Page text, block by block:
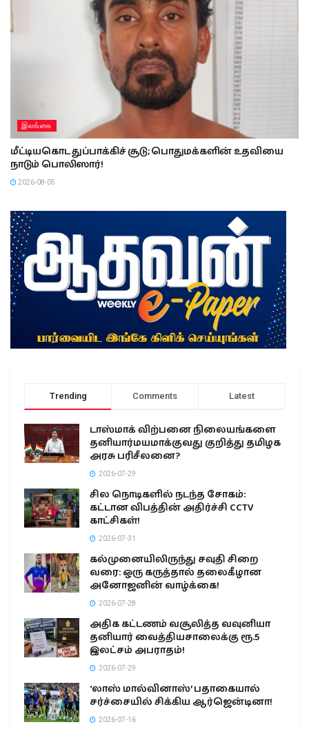
இலங்கை
மீட்டியகொட துப்பாக்கிச் சூடு; பொதுமக்களின் உதவியை
நாடும் பொலிஸார்!
2026-08-05
Trending Comments Latest
டாஸ்மாக் விற்பனை நிலையங்களை
தனியார்மயமாக்குவது குறித்து தமிழக
அரசு பரிசீலனை?
2026-07-29
சில நொடிகளில் நடந்த சோகம்:
கட்டான விபத்தின் அதிர்ச்சி CCTV
காட்சிகள்!
2026-07-31
கல்முனையிலிருந்து சவுதி சிறை
வரை: ஒரு கருத்தால் தலைகீழான
அனோஜனின் வாழ்க்கை!
2026-07-28
அதிக கட்டணம் வசூலித்த வவுனியா
தனியார் வைத்தியசாலைக்கு ரூ.5
இலட்சம் அபராதம்!
2026-07-29
‘லாஸ் மால்வினாஸ்’ பதாகையால்
சர்ச்சையில் சிக்கிய ஆர்ஜென்டினா!
2026-07-16